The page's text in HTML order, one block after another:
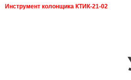
Инструмент колонщика КТИК-21-02